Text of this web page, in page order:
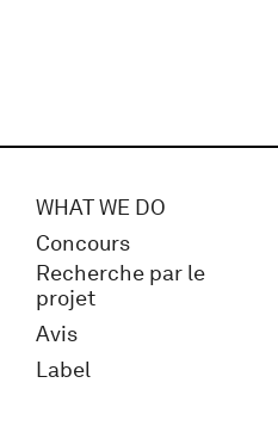
WHAT WE DO
Concours
Recherche par le
projet
Avis
Label